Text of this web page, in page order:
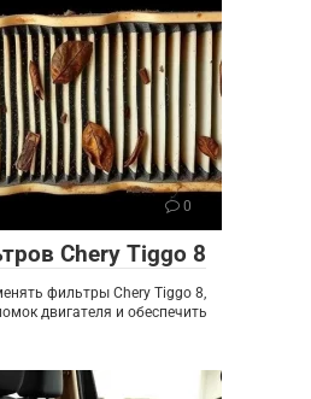
0
Chery Tiggo 8
фильтры Chery Tiggo 8,
двигателя и обеспечить